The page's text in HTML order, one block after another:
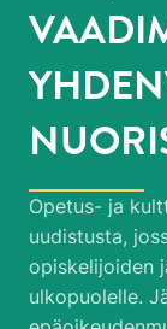
Opetus- ja
uudistusta,
opiskelijoiden
ulkopuolelle.